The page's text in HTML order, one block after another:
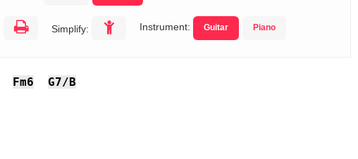
Simplify: Instrument: Guitar Piano
Fm6
G7/B